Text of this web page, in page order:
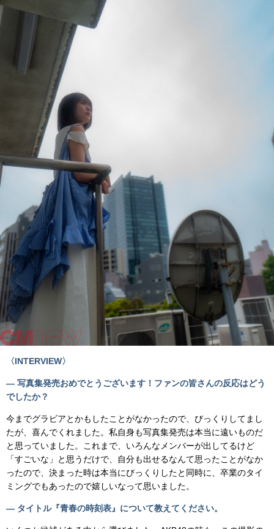
〈INTERVIEW〉
— 写真集発売おめでとうございます！ファンの皆さんの反応はどう
でしたか？
今までグラビアとかもしたことがなかったので、びっくりしてまし
たが、喜んでくれました。私自身も写真集発売は本当に遠いものだ
と思っていました。これまで、いろんなメンバーが出してるけど
「すごいな」と思うだけで、自分も出せるなんて思ったことがなか
ったので、決まった時は本当にびっくりしたと同時に、卒業のタイ
ミングでもあったので嬉しいなって思いました。
— タイトル『青春の時刻表』について教えてください。